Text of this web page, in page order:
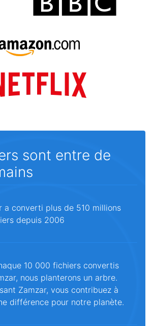
sont entre de
a converti plus de 510 millions
depuis 2006
10 000 fichiers convertis
nous planterons un arbre.
Zamzar, vous contribuez à
différence pour notre planète.